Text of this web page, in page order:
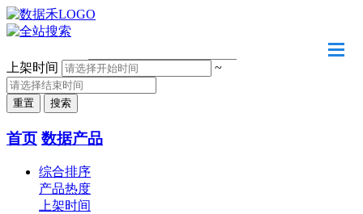
上架时间
~
首页 数据产品
综合排序
产品热度
上架时间